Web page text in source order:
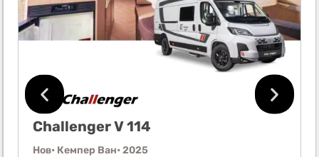
Challenger V 114
Нов• Кемпер Ван• 2025